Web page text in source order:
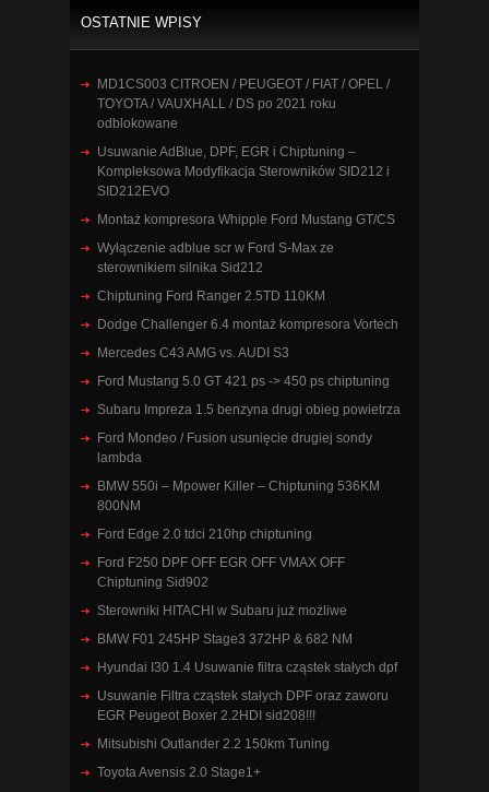
OSTATNIE WPISY
MD1CS003 CITROEN / PEUGEOT / FIAT / OPEL /
TOYOTA / VAUXHALL / DS po 2021 roku
odblokowane
Usuwanie AdBlue, DPF, EGR i Chiptuning –
Kompleksowa Modyfikacja Sterowników SID212 i
SID212EVO
Montaż kompresora Whipple Ford Mustang GT/CS
Wyłączenie adblue scr w Ford S-Max ze
sterownikiem silnika Sid212
Chiptuning Ford Ranger 2.5TD 110KM
Dodge Challenger 6.4 montaż kompresora Vortech
Mercedes C43 AMG vs. AUDI S3
Ford Mustang 5.0 GT 421 ps -> 450 ps chiptuning
Subaru Impreza 1.5 benzyna drugi obieg powietrza
Ford Mondeo / Fusion usunięcie drugiej sondy
lambda
BMW 550i – Mpower Killer – Chiptuning 536KM
800NM
Ford Edge 2.0 tdci 210hp chiptuning
Ford F250 DPF OFF EGR OFF VMAX OFF
Chiptuning Sid902
Sterowniki HITACHI w Subaru już możliwe
BMW F01 245HP Stage3 372HP & 682 NM
Hyundai I30 1.4 Usuwanie filtra cząstek stałych dpf
Usuwanie Filtra cząstek stałych DPF oraz zaworu
EGR Peugeot Boxer 2.2HDI sid208!!!
Mitsubishi Outlander 2.2 150km Tuning
Toyota Avensis 2.0 Stage1+